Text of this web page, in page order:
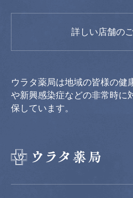
詳しい店舗の
ウラタ薬局は地域の皆様の健
や新興感染症などの非常時に
保しています。